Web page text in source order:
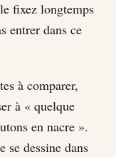
fixez longtemps
entrer dans ce
à comparer,
à « quelque
en nacre ».
se dessine dans